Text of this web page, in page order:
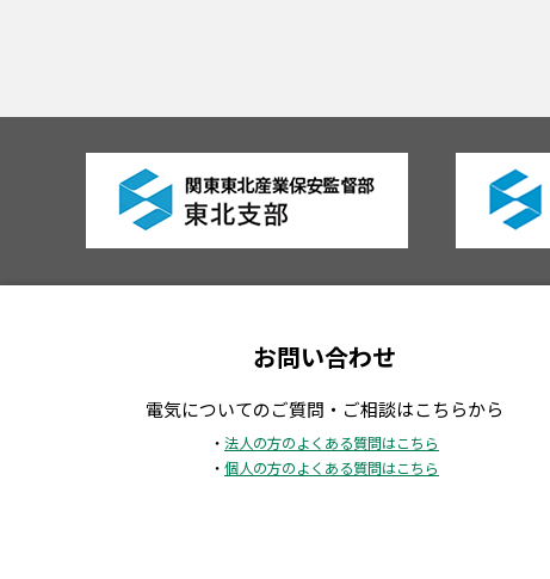
お問い合わせ
電気についてのご質問・ご相談はこちらから
・ 法人の方のよくある質問はこちら
・ 個人の方のよくある質問はこちら